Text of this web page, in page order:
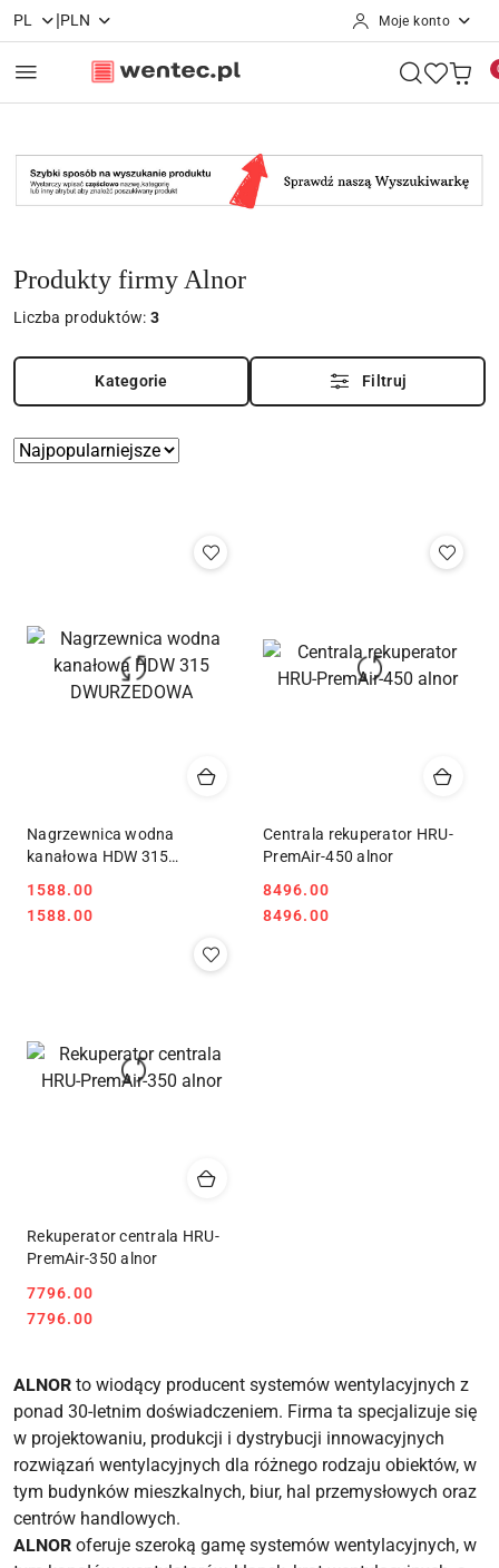
Przejdź do treści głównej
Przejdź do wyszukiwarki
Przejdź do moje konto
Przejdź do menu głównego
Przejdź do stopki
PL |PLN Moje konto
Produkty firmy Alnor
Liczba produktów:3
Kategorie Filtruj
Zastosowano
Sortuj
Nagrzewnica wodna
kanałowa HDW 315
Cena:
1588.00
Cena:
1588.00
Centrala rekuperator HRU-
PremAir-450 alnor
Cena:
8496.00
Cena:
8496.00
Rekuperator centrala HRU-
PremAir-350 alnor
Cena:
7796.00
Cena:
7796.00
ALNOR to wiodący producent systemów wentylacyjnych z
ponad 30-letnim doświadczeniem. Firma ta specjalizuje się
w projektowaniu, produkcji i dystrybucji innowacyjnych
rozwiązań wentylacyjnych dla różnego rodzaju obiektów, w
tym budynków mieszkalnych, biur, hal przemysłowych oraz
centrów handlowych.
ALNOR oferuje szeroką gamę systemów wentylacyjnych, w